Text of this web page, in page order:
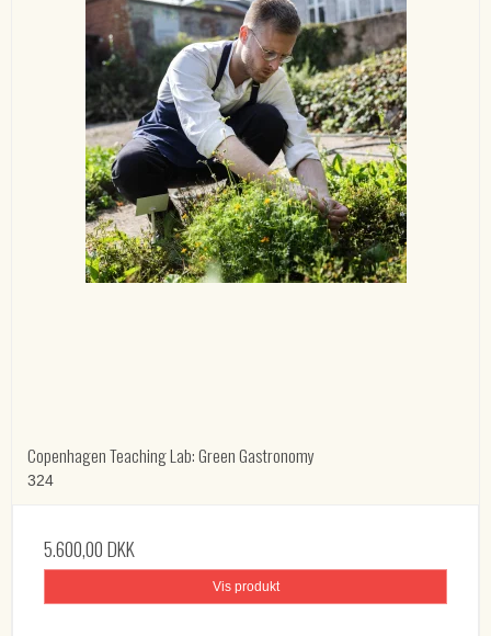
Copenhagen Teaching Lab: Green Gastronomy
324
5.600,00 DKK
Vis produkt